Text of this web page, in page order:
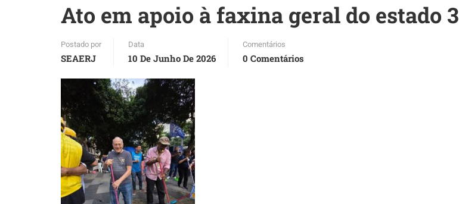
Ato em apoio à faxina geral do estado 3
Postado por
SEAERJ
Data
10 De Junho De 2026
Comentários
0 Comentários